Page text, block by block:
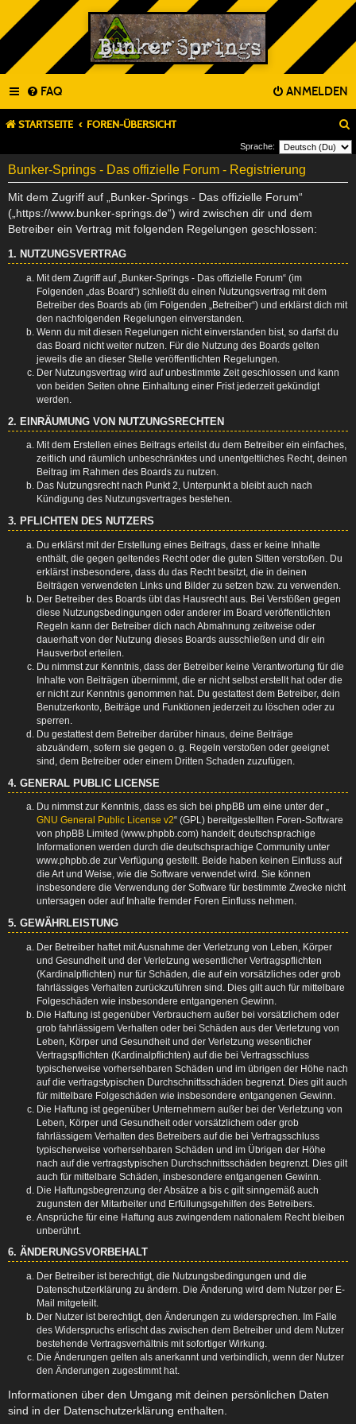
FAQ ANMELDEN
STARTSEITE FOREN-ÜBERSICHT
Sprache:
Bunker-Springs - Das offizielle Forum - Registrierung
Mit dem Zugriff auf „Bunker-Springs - Das offizielle Forum“
(„https://www.bunker-springs.de“) wird zwischen dir und dem
Betreiber ein Vertrag mit folgenden Regelungen geschlossen:
1. NUTZUNGSVERTRAG
Mit dem Zugriff auf „Bunker-Springs - Das offizielle Forum“ (im
Folgenden „das Board“) schließt du einen Nutzungsvertrag mit dem
Betreiber des Boards ab (im Folgenden „Betreiber“) und erklärst dich mit
den nachfolgenden Regelungen einverstanden.
Wenn du mit diesen Regelungen nicht einverstanden bist, so darfst du
das Board nicht weiter nutzen. Für die Nutzung des Boards gelten
jeweils die an dieser Stelle veröffentlichten Regelungen.
Der Nutzungsvertrag wird auf unbestimmte Zeit geschlossen und kann
von beiden Seiten ohne Einhaltung einer Frist jederzeit gekündigt
werden.
2. EINRÄUMUNG VON NUTZUNGSRECHTEN
Mit dem Erstellen eines Beitrags erteilst du dem Betreiber ein einfaches,
zeitlich und räumlich unbeschränktes und unentgeltliches Recht, deinen
Beitrag im Rahmen des Boards zu nutzen.
Das Nutzungsrecht nach Punkt 2, Unterpunkt a bleibt auch nach
Kündigung des Nutzungsvertrages bestehen.
3. PFLICHTEN DES NUTZERS
Du erklärst mit der Erstellung eines Beitrags, dass er keine Inhalte
enthält, die gegen geltendes Recht oder die guten Sitten verstoßen. Du
erklärst insbesondere, dass du das Recht besitzt, die in deinen
Beiträgen verwendeten Links und Bilder zu setzen bzw. zu verwenden.
Der Betreiber des Boards übt das Hausrecht aus. Bei Verstößen gegen
diese Nutzungsbedingungen oder anderer im Board veröffentlichten
Regeln kann der Betreiber dich nach Abmahnung zeitweise oder
dauerhaft von der Nutzung dieses Boards ausschließen und dir ein
Hausverbot erteilen.
Du nimmst zur Kenntnis, dass der Betreiber keine Verantwortung für die
Inhalte von Beiträgen übernimmt, die er nicht selbst erstellt hat oder die
er nicht zur Kenntnis genommen hat. Du gestattest dem Betreiber, dein
Benutzerkonto, Beiträge und Funktionen jederzeit zu löschen oder zu
sperren.
Du gestattest dem Betreiber darüber hinaus, deine Beiträge
abzuändern, sofern sie gegen o. g. Regeln verstoßen oder geeignet
sind, dem Betreiber oder einem Dritten Schaden zuzufügen.
4. GENERAL PUBLIC LICENSE
Du nimmst zur Kenntnis, dass es sich bei phpBB um eine unter der „
GNU General Public License v2“ (GPL) bereitgestellten Foren-Software
von phpBB Limited (www.phpbb.com) handelt; deutschsprachige
Informationen werden durch die deutschsprachige Community unter
www.phpbb.de zur Verfügung gestellt. Beide haben keinen Einfluss auf
die Art und Weise, wie die Software verwendet wird. Sie können
insbesondere die Verwendung der Software für bestimmte Zwecke nicht
untersagen oder auf Inhalte fremder Foren Einfluss nehmen.
5. GEWÄHRLEISTUNG
Der Betreiber haftet mit Ausnahme der Verletzung von Leben, Körper
und Gesundheit und der Verletzung wesentlicher Vertragspflichten
(Kardinalpflichten) nur für Schäden, die auf ein vorsätzliches oder grob
fahrlässiges Verhalten zurückzuführen sind. Dies gilt auch für mittelbare
Folgeschäden wie insbesondere entgangenen Gewinn.
Die Haftung ist gegenüber Verbrauchern außer bei vorsätzlichem oder
grob fahrlässigem Verhalten oder bei Schäden aus der Verletzung von
Leben, Körper und Gesundheit und der Verletzung wesentlicher
Vertragspflichten (Kardinalpflichten) auf die bei Vertragsschluss
typischerweise vorhersehbaren Schäden und im übrigen der Höhe nach
auf die vertragstypischen Durchschnittsschäden begrenzt. Dies gilt auch
für mittelbare Folgeschäden wie insbesondere entgangenen Gewinn.
Die Haftung ist gegenüber Unternehmern außer bei der Verletzung von
Leben, Körper und Gesundheit oder vorsätzlichem oder grob
fahrlässigem Verhalten des Betreibers auf die bei Vertragsschluss
typischerweise vorhersehbaren Schäden und im Übrigen der Höhe
nach auf die vertragstypischen Durchschnittsschäden begrenzt. Dies gilt
auch für mittelbare Schäden, insbesondere entgangenen Gewinn.
Die Haftungsbegrenzung der Absätze a bis c gilt sinngemäß auch
zugunsten der Mitarbeiter und Erfüllungsgehilfen des Betreibers.
Ansprüche für eine Haftung aus zwingendem nationalem Recht bleiben
unberührt.
6. ÄNDERUNGSVORBEHALT
Der Betreiber ist berechtigt, die Nutzungsbedingungen und die
Datenschutzerklärung zu ändern. Die Änderung wird dem Nutzer per E-
Mail mitgeteilt.
Der Nutzer ist berechtigt, den Änderungen zu widersprechen. Im Falle
des Widerspruchs erlischt das zwischen dem Betreiber und dem Nutzer
bestehende Vertragsverhältnis mit sofortiger Wirkung.
Die Änderungen gelten als anerkannt und verbindlich, wenn der Nutzer
den Änderungen zugestimmt hat.
Informationen über den Umgang mit deinen persönlichen Daten
sind in der Datenschutzerklärung enthalten.